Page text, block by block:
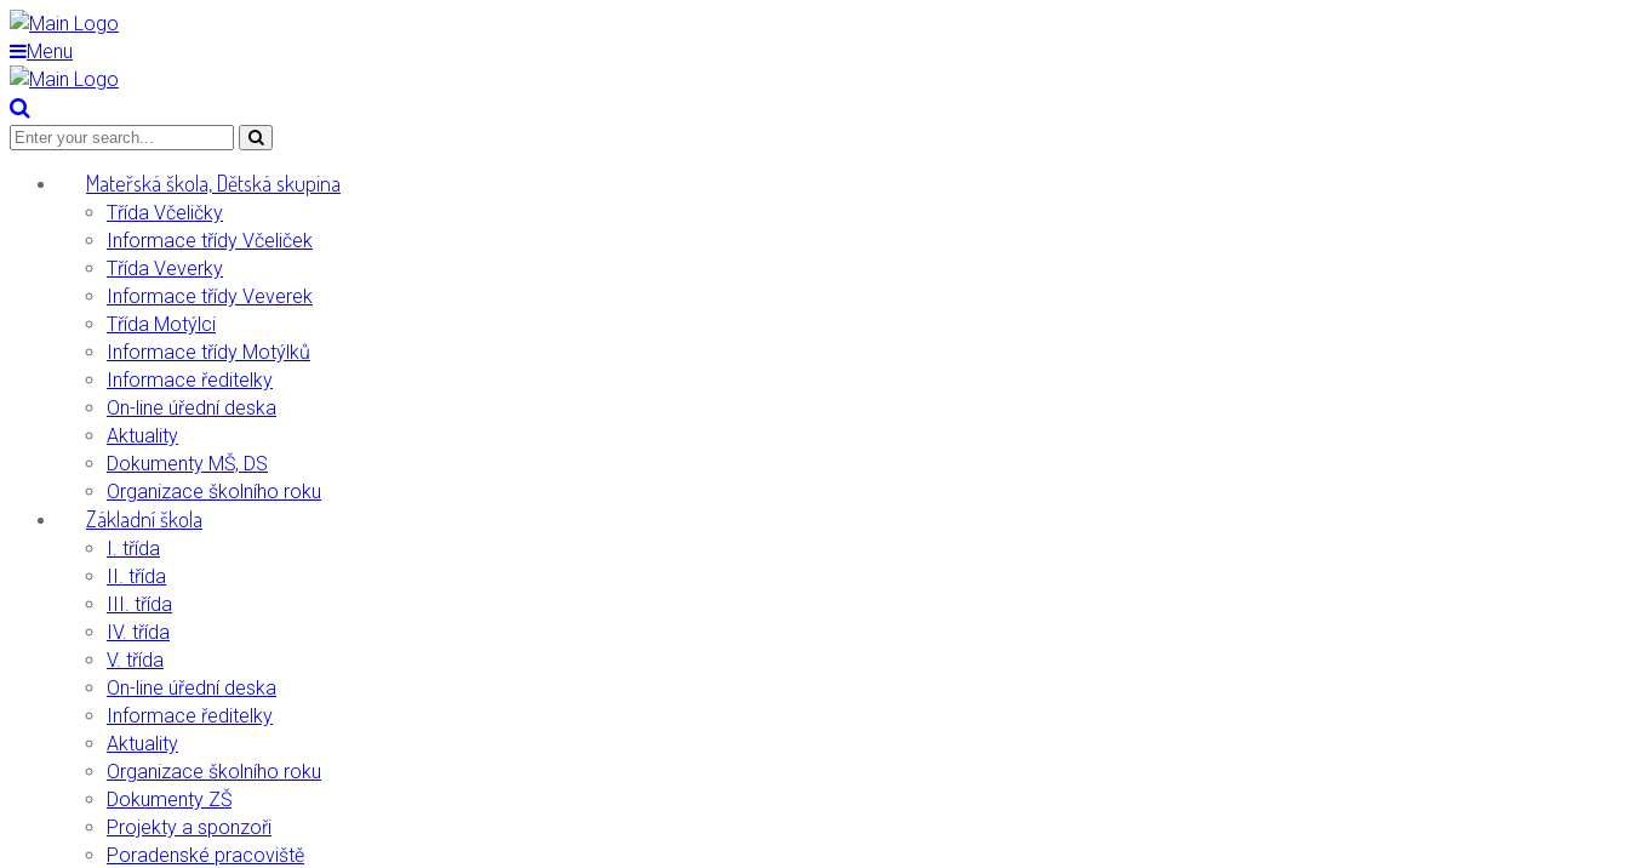
Menu
Mateřská škola, Dětská skupina
Třída Včeličky
Informace třídy Včeliček
Třída Veverky
Informace třídy Veverek
Třída Motýlci
Informace třídy Motýlků
Informace ředitelky
On-line úřední deska
Aktuality
Dokumenty MŠ, DS
Organizace školního roku
Základní škola
I. třída
II. třída
III. třída
IV. třída
V. třída
On-line úřední deska
Informace ředitelky
Aktuality
Organizace školního roku
Dokumenty ZŠ
Projekty a sponzoři
Poradenské pracoviště